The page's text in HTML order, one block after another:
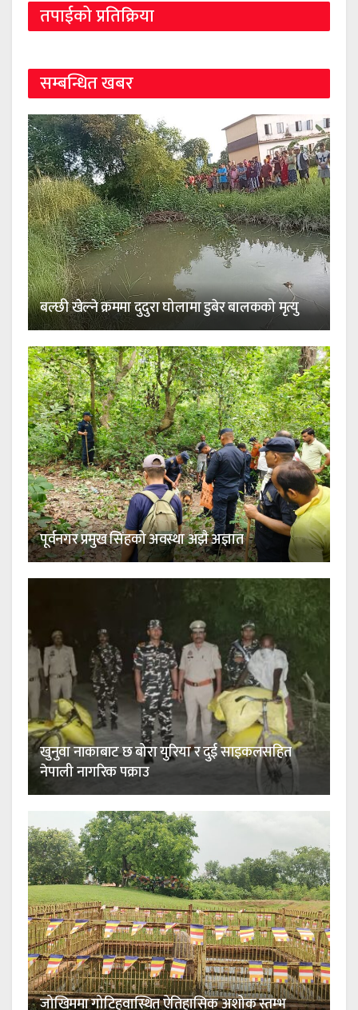
तपाईको प्रतिक्रिया
सम्बन्धित खबर
बल्छी खेल्ने क्रममा दुदुरा घोलामा डुबेर बालकको मृत्यु
पूर्वनगर प्रमुख सिंहको अवस्था अझै अज्ञात
खुनुवा नाकाबाट छ बोरा युरिया र दुई साइकलसहित
नेपाली नागरिक पक्राउ
जोखिममा गोटिहवास्थित ऐतिहासिक अशोक स्तम्भ